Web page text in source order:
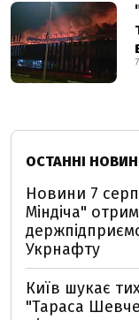
ОСТАННІ
Новини 7
Міндіча"
Укрнафту
Київ шукає
"Тараса